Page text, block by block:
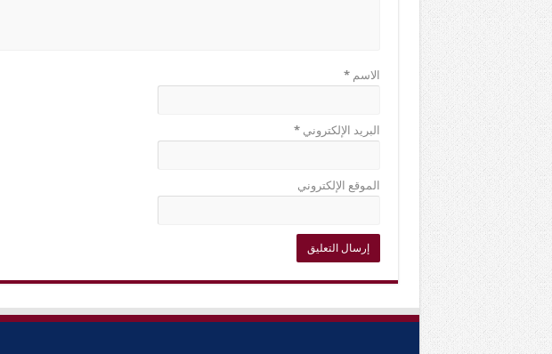
الاسم*
البريد الإلكتروني*
الموقع الإلكتروني